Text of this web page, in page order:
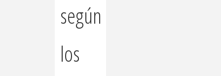
según
los